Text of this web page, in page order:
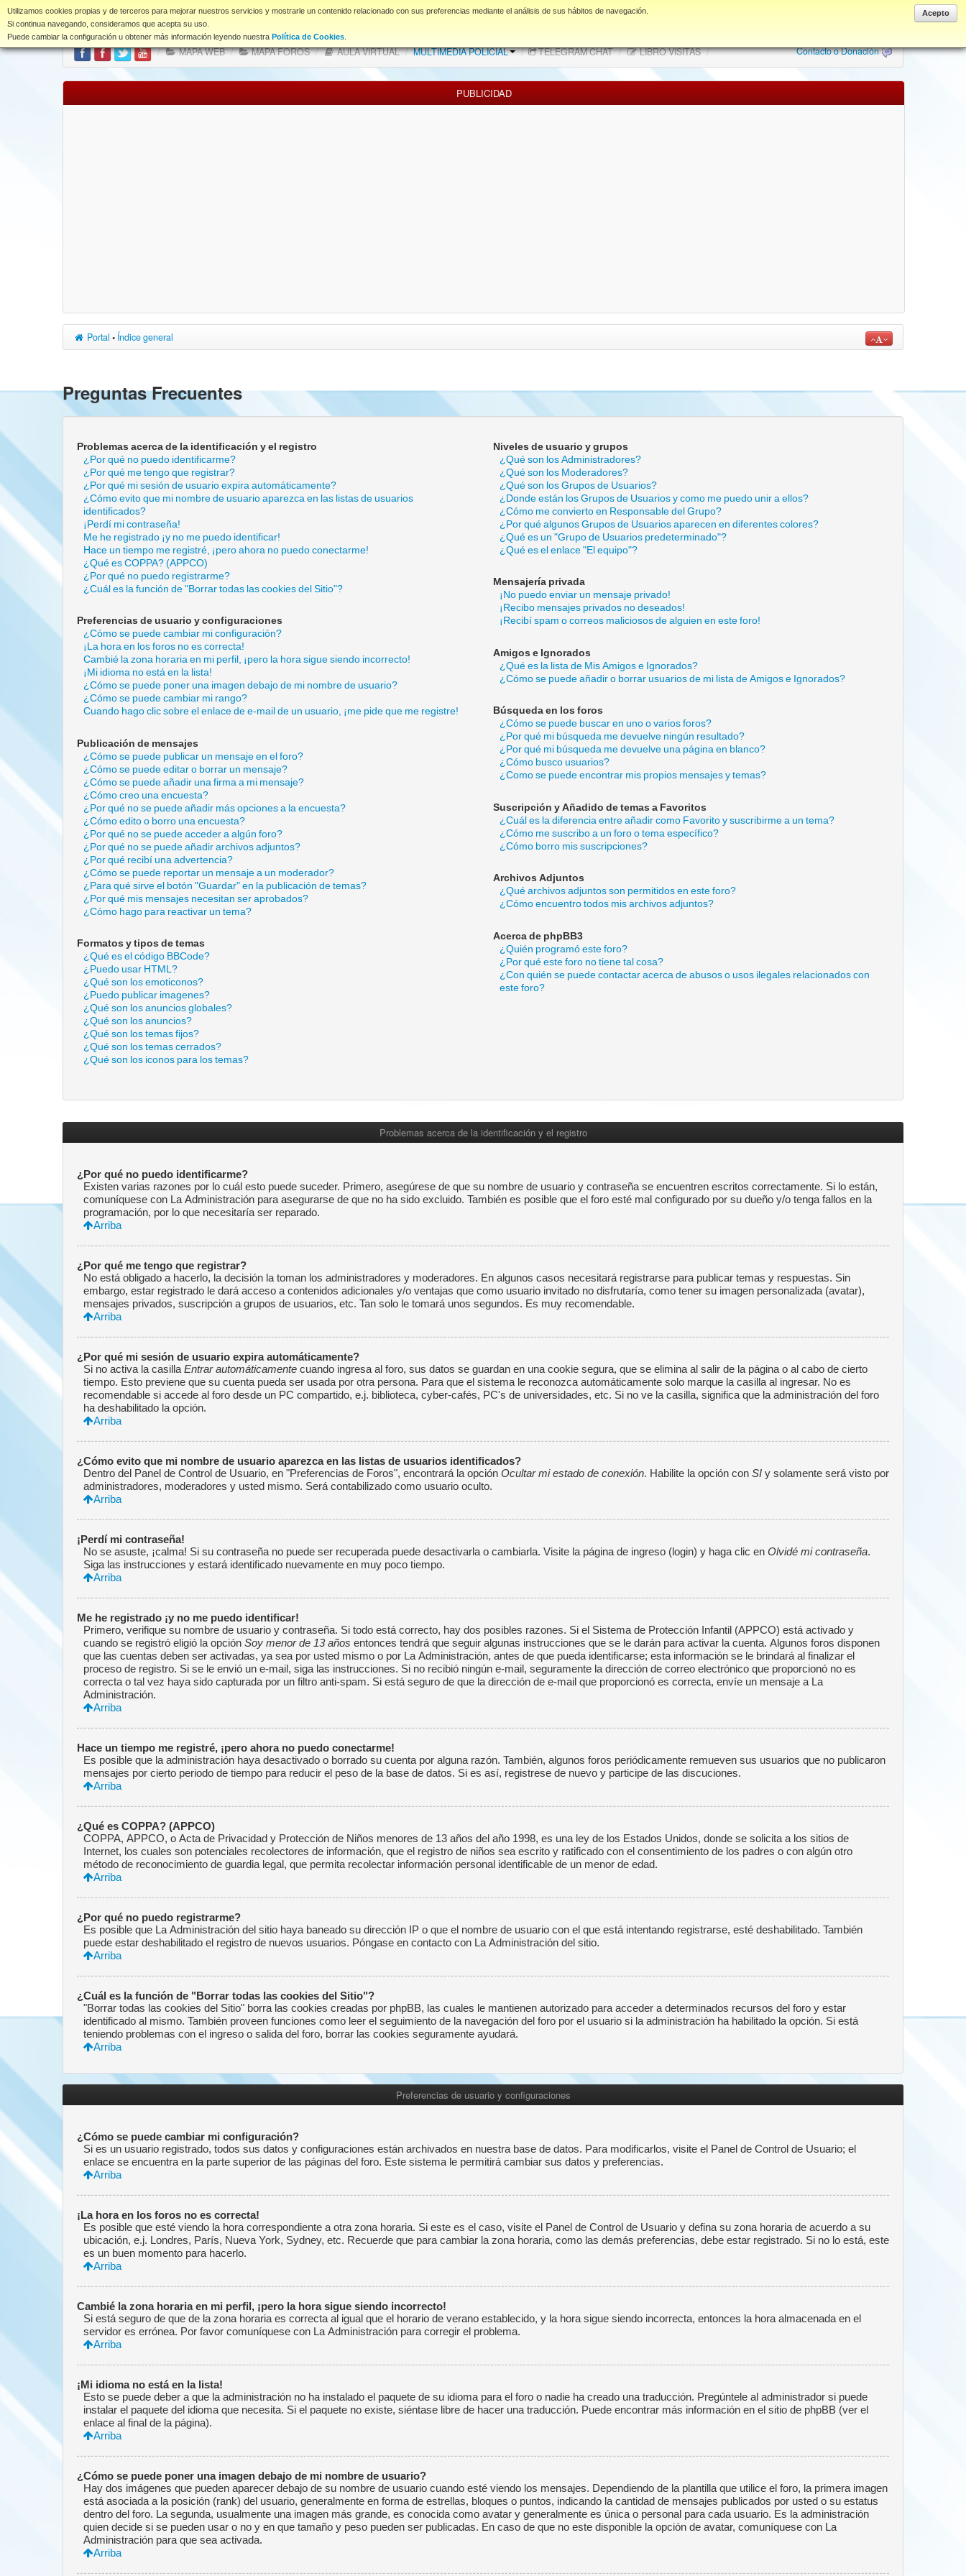
Acepto
Utilizamos cookies propias y de terceros para mejorar nuestros servicios y mostrarle un contenido relacionado con sus preferencias mediante el análisis de sus hábitos de navegación.
Si continua navegando, consideramos que acepta su uso.
Puede cambiar la configuración u obtener más información leyendo nuestra Política de Cookies
www.coet.es Portal Índice Foros FAQ NORMAS FORO Descargas
/ MAPA WEB / MAPA FOROS / AULA VIRTUAL / MULTIMEDIA POLICIAL / TELEGRAM CHAT / LIBRO VISITAS / Contacto o Donación
PUBLICIDAD
Portal • Índice general
Preguntas Frecuentes
Problemas acerca de la identificación y el registro
¿Por qué no puedo identificarme?
¿Por qué me tengo que registrar?
¿Por qué mi sesión de usuario expira automáticamente?
¿Cómo evito que mi nombre de usuario aparezca en las listas de usuarios
identificados?
¡Perdí mi contraseña!
Me he registrado ¡y no me puedo identificar!
Hace un tiempo me registré, ¡pero ahora no puedo conectarme!
¿Qué es COPPA? (APPCO)
¿Por qué no puedo registrarme?
¿Cuál es la función de "Borrar todas las cookies del Sitio"?
Preferencias de usuario y configuraciones
¿Cómo se puede cambiar mi configuración?
¡La hora en los foros no es correcta!
Cambié la zona horaria en mi perfil, ¡pero la hora sigue siendo incorrecto!
¡Mi idioma no está en la lista!
¿Cómo se puede poner una imagen debajo de mi nombre de usuario?
¿Cómo se puede cambiar mi rango?
Cuando hago clic sobre el enlace de e-mail de un usuario, ¡me pide que me registre!
Publicación de mensajes
¿Cómo se puede publicar un mensaje en el foro?
¿Cómo se puede editar o borrar un mensaje?
¿Cómo se puede añadir una firma a mi mensaje?
¿Cómo creo una encuesta?
¿Por qué no se puede añadir más opciones a la encuesta?
¿Cómo edito o borro una encuesta?
¿Por qué no se puede acceder a algún foro?
¿Por qué no se puede añadir archivos adjuntos?
¿Por qué recibí una advertencia?
¿Cómo se puede reportar un mensaje a un moderador?
¿Para qué sirve el botón "Guardar" en la publicación de temas?
¿Por qué mis mensajes necesitan ser aprobados?
¿Cómo hago para reactivar un tema?
Formatos y tipos de temas
¿Qué es el código BBCode?
¿Puedo usar HTML?
¿Qué son los emoticonos?
¿Puedo publicar imagenes?
¿Qué son los anuncios globales?
¿Qué son los anuncios?
¿Qué son los temas fijos?
¿Qué son los temas cerrados?
¿Qué son los iconos para los temas?
Niveles de usuario y grupos
¿Qué son los Administradores?
¿Qué son los Moderadores?
¿Qué son los Grupos de Usuarios?
¿Donde están los Grupos de Usuarios y como me puedo unir a ellos?
¿Cómo me convierto en Responsable del Grupo?
¿Por qué algunos Grupos de Usuarios aparecen en diferentes colores?
¿Qué es un "Grupo de Usuarios predeterminado"?
¿Qué es el enlace "El equipo"?
Mensajería privada
¡No puedo enviar un mensaje privado!
¡Recibo mensajes privados no deseados!
¡Recibí spam o correos maliciosos de alguien en este foro!
Amigos e Ignorados
¿Qué es la lista de Mis Amigos e Ignorados?
¿Cómo se puede añadir o borrar usuarios de mi lista de Amigos e Ignorados?
Búsqueda en los foros
¿Cómo se puede buscar en uno o varios foros?
¿Por qué mi búsqueda me devuelve ningún resultado?
¿Por qué mi búsqueda me devuelve una página en blanco?
¿Cómo busco usuarios?
¿Como se puede encontrar mis propios mensajes y temas?
Suscripción y Añadido de temas a Favoritos
¿Cuál es la diferencia entre añadir como Favorito y suscribirme a un tema?
¿Cómo me suscribo a un foro o tema específico?
¿Cómo borro mis suscripciones?
Archivos Adjuntos
¿Qué archivos adjuntos son permitidos en este foro?
¿Cómo encuentro todos mis archivos adjuntos?
Acerca de phpBB3
¿Quién programó este foro?
¿Por qué este foro no tiene tal cosa?
¿Con quién se puede contactar acerca de abusos o usos ilegales relacionados con
este foro?
Problemas acerca de la identificación y el registro
¿Por qué no puedo identificarme?
Existen varias razones por lo cuál esto puede suceder. Primero, asegúrese de que su nombre de usuario y contraseña se encuentren escritos correctamente. Si lo están,
comuníquese con La Administración para asegurarse de que no ha sido excluido. También es posible que el foro esté mal configurado por su dueño y/o tenga fallos en la
programación, por lo que necesitaría ser reparado.
Arriba
¿Por qué me tengo que registrar?
No está obligado a hacerlo, la decisión la toman los administradores y moderadores. En algunos casos necesitará registrarse para publicar temas y respuestas. Sin
embargo, estar registrado le dará acceso a contenidos adicionales y/o ventajas que como usuario invitado no disfrutaría, como tener su imagen personalizada (avatar),
mensajes privados, suscripción a grupos de usuarios, etc. Tan solo le tomará unos segundos. Es muy recomendable.
Arriba
¿Por qué mi sesión de usuario expira automáticamente?
Si no activa la casilla Entrar automáticamente cuando ingresa al foro, sus datos se guardan en una cookie segura, que se elimina al salir de la página o al cabo de cierto
tiempo. Esto previene que su cuenta pueda ser usada por otra persona. Para que el sistema le reconozca automáticamente solo marque la casilla al ingresar. No es
recomendable si accede al foro desde un PC compartido, e.j. biblioteca, cyber-cafés, PC's de universidades, etc. Si no ve la casilla, significa que la administración del foro
ha deshabilitado la opción.
Arriba
¿Cómo evito que mi nombre de usuario aparezca en las listas de usuarios identificados?
Dentro del Panel de Control de Usuario, en "Preferencias de Foros", encontrará la opción Ocultar mi estado de conexión . Habilite la opción con SI y solamente será visto por
administradores, moderadores y usted mismo. Será contabilizado como usuario oculto.
Arriba
¡Perdí mi contraseña!
No se asuste, ¡calma! Si su contraseña no puede ser recuperada puede desactivarla o cambiarla. Visite la página de ingreso (login) y haga clic en Olvidé mi contraseña
Siga las instrucciones y estará identificado nuevamente en muy poco tiempo.
Arriba
Me he registrado ¡y no me puedo identificar!
Primero, verifique su nombre de usuario y contraseña. Si todo está correcto, hay dos posibles razones. Si el Sistema de Protección Infantil (APPCO) está activado y
cuando se registró eligió la opción Soy menor de 13 años entonces tendrá que seguir algunas instrucciones que se le darán para activar la cuenta. Algunos foros disponen
que las cuentas deben ser activadas, ya sea por usted mismo o por La Administración, antes de que pueda identificarse; esta información se le brindará al finalizar el
proceso de registro. Si se le envió un e-mail, siga las instrucciones. Si no recibió ningún e-mail, seguramente la dirección de correo electrónico que proporcionó no es
correcta o tal vez haya sido capturada por un filtro anti-spam. Si está seguro de que la dirección de e-mail que proporcionó es correcta, envíe un mensaje a La
Administración.
Arriba
Hace un tiempo me registré, ¡pero ahora no puedo conectarme!
Es posible que la administración haya desactivado o borrado su cuenta por alguna razón. También, algunos foros periódicamente remueven sus usuarios que no publicaron
mensajes por cierto periodo de tiempo para reducir el peso de la base de datos. Si es así, registrese de nuevo y participe de las discuciones.
Arriba
¿Qué es COPPA? (APPCO)
COPPA, APPCO, o Acta de Privacidad y Protección de Niños menores de 13 años del año 1998, es una ley de los Estados Unidos, donde se solicita a los sitios de
Internet, los cuales son potenciales recolectores de información, que el registro de niños sea escrito y ratificado con el consentimiento de los padres o con algún otro
método de reconocimiento de guardia legal, que permita recolectar información personal identificable de un menor de edad.
Arriba
¿Por qué no puedo registrarme?
Es posible que La Administración del sitio haya baneado su dirección IP o que el nombre de usuario con el que está intentando registrarse, esté deshabilitado. También
puede estar deshabilitado el registro de nuevos usuarios. Póngase en contacto con La Administración del sitio.
Arriba
¿Cuál es la función de "Borrar todas las cookies del Sitio"?
"Borrar todas las cookies del Sitio" borra las cookies creadas por phpBB, las cuales le mantienen autorizado para acceder a determinados recursos del foro y estar
identificado al mismo. También proveen funciones como leer el seguimiento de la navegación del foro por el usuario si la administración ha habilitado la opción. Si está
teniendo problemas con el ingreso o salida del foro, borrar las cookies seguramente ayudará.
Arriba
Preferencias de usuario y configuraciones
¿Cómo se puede cambiar mi configuración?
Si es un usuario registrado, todos sus datos y configuraciones están archivados en nuestra base de datos. Para modificarlos, visite el Panel de Control de Usuario; el
enlace se encuentra en la parte superior de las páginas del foro. Este sistema le permitirá cambiar sus datos y preferencias.
Arriba
¡La hora en los foros no es correcta!
Es posible que esté viendo la hora correspondiente a otra zona horaria. Si este es el caso, visite el Panel de Control de Usuario y defina su zona horaria de acuerdo a su
ubicación, e.j. Londres, París, Nueva York, Sydney, etc. Recuerde que para cambiar la zona horaria, como las demás preferencias, debe estar registrado. Si no lo está, este
es un buen momento para hacerlo.
Arriba
Cambié la zona horaria en mi perfil, ¡pero la hora sigue siendo incorrecto!
Si está seguro de que de la zona horaria es correcta al igual que el horario de verano establecido, y la hora sigue siendo incorrecta, entonces la hora almacenada en el
servidor es errónea. Por favor comuníquese con La Administración para corregir el problema.
Arriba
¡Mi idioma no está en la lista!
Esto se puede deber a que la administración no ha instalado el paquete de su idioma para el foro o nadie ha creado una traducción. Pregúntele al administrador si puede
instalar el paquete del idioma que necesita. Si el paquete no existe, siéntase libre de hacer una traducción. Puede encontrar más información en el sitio de phpBB (ver el
enlace al final de la página).
Arriba
¿Cómo se puede poner una imagen debajo de mi nombre de usuario?
Hay dos imágenes que pueden aparecer debajo de su nombre de usuario cuando esté viendo los mensajes. Dependiendo de la plantilla que utilice el foro, la primera imagen
está asociada a la posición (rank) del usuario, generalmente en forma de estrellas, bloques o puntos, indicando la cantidad de mensajes publicados por usted o su estatus
dentro del foro. La segunda, usualmente una imagen más grande, es conocida como avatar y generalmente es única o personal para cada usuario. Es la administración
quien decide si se pueden usar o no y en que tamaño y peso pueden ser publicadas. En caso de que no este disponible la opción de avatar, comuníquese con La
Administración para que sea activada.
Arriba